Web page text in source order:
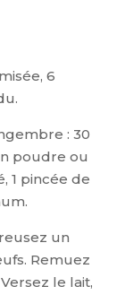
6
: 30
poudre ou
1 pincée de
un
Remuez
le lait,